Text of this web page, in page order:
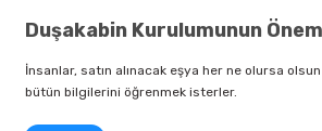
İnsanlar, satın alınacak eşya her ne olursa
bütün bilgilerini öğrenmek isterler.